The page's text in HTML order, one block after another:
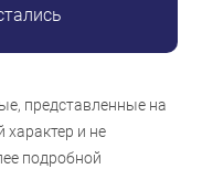
представленные на
характер и не
подробной